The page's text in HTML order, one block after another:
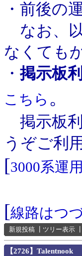
・前後の
なお、
なくても
・掲示板
こちら 。
掲示板
うぞご利
[3000系運
[線路はつ
新規投稿 ツリー表示
【2726】Talentnook